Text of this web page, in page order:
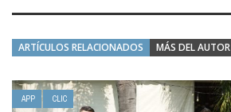
ARTÍCULOS RELACIONADOS MÁS DEL AUTOR
APP CLIC